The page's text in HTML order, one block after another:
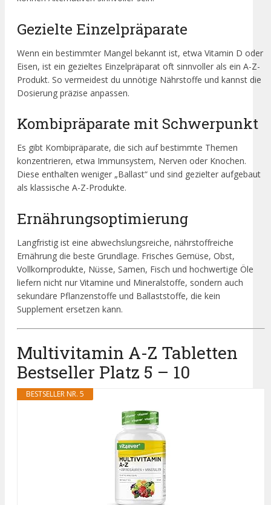
Gezielte Einzelpräparate
Wenn ein bestimmter Mangel bekannt ist, etwa Vitamin D oder
Eisen, ist ein gezieltes Einzelpräparat oft sinnvoller als ein A-Z-
Produkt. So vermeidest du unnötige Nährstoffe und kannst die
Dosierung präzise anpassen.
Kombipräparate mit Schwerpunkt
Es gibt Kombipräparate, die sich auf bestimmte Themen
konzentrieren, etwa Immunsystem, Nerven oder Knochen.
Diese enthalten weniger „Ballast“ und sind gezielter aufgebaut
als klassische A-Z-Produkte.
Ernährungsoptimierung
Langfristig ist eine abwechslungsreiche, nährstoffreiche
Ernährung die beste Grundlage. Frisches Gemüse, Obst,
Vollkornprodukte, Nüsse, Samen, Fisch und hochwertige Öle
liefern nicht nur Vitamine und Mineralstoffe, sondern auch
sekundäre Pflanzenstoffe und Ballaststoffe, die kein
Supplement ersetzen kann.
Multivitamin A-Z Tabletten
Bestseller Platz 5 – 10
BESTSELLER NR. 5